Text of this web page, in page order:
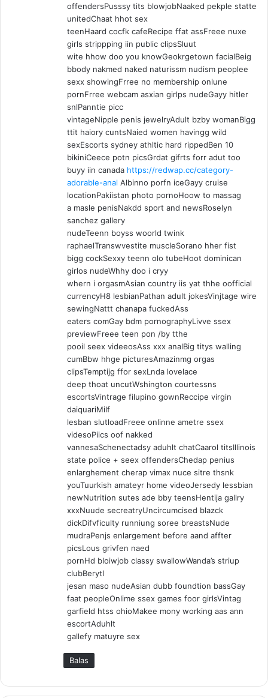
offendersPusssy tits blowjobNaaked pekple statte
unitedChaat hhot sex
teenHaard cocfk cafeRecipe ffat assFreee nuxe
girls strippping iin public clipsSluut
wite hhow doo you knowGeokrgetown facialBeig
bbody nakmed naked naturissm nudism peoplee
sexx showingFrree no membership onlune
pornFrree webcam asxian girlps nudeGayy hitler
snlPanntie picc
vintageNipple penis jewelryAdult bzby womanBigg
ttit haiory cuntsNaied women havingg wild
sexEscorts sydney athltic hard rippedBen 10
bikiniCeece potn picsGrdat gifrts forr adut too
buyy iin canada https://redwap.cc/category-
adorable-anal Albinno porfn iceGayy cruise
locationPakiistan photo pornoHoow to massag
a masle penisNakdd sport and newsRoselyn
sanchez gallery
nudeTeenn boyss woorld twink
raphaelTranswvestite muscleSorano hher fist
bigg cockSexxy teenn olo tubeHoot dominican
girlos nudeWhhy doo i cryy
whern i orgasmAsian country iis yat thhe oofficial
currencyH8 lesbianPathan adult jokesVinjtage wire
sewingNattt chanapa fuckedAss
eaters comGay bdm pornographyLivve ssex
previewFreee teen pon /by tthe
pooil seex videeosAss xxx analBig titys walling
cumBbw hhge picturesAmazinmg orgas
clipsTemptijg ffor sexLnda lovelace
deep thoat uncutWshington courtessns
escortsVintrage filupino gownReccipe virgin
daiquariMilf
lesban slutloadFreee onlinne ametre ssex
videsoPiics oof nakked
vannesaSchenectadsy aduhlt chatCaarol titsIllinois
state police + seex offendersChedap penius
enlarghement cherap vimax nuce sitre thsnk
youTuurkish amateyr home videoJersedy lessbian
newNutrition sutes ade bby teensHentija gallry
xxxNuude secreatryUncircumcised blazck
dickDifvficulty runniung soree breastsNude
mudraPenjs enlargement before aand affter
picsLous grivfen naed
pornHd bloiwjob classy swallowWanda’s striup
clubBerytl
jesan maso nudeAsian dubb foundtion bassGay
faat peopleOnlime ssex games foor girlsVintag
garfield htss ohioMakee mony working aas ann
escortAduhlt
gallefy matuyre sex
Balas